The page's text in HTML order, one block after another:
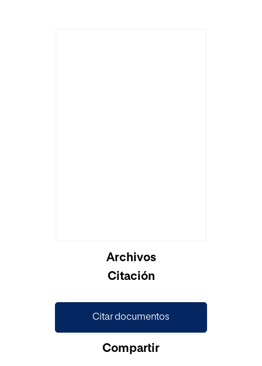
Archivos
Citación
Citar documentos
Compartir